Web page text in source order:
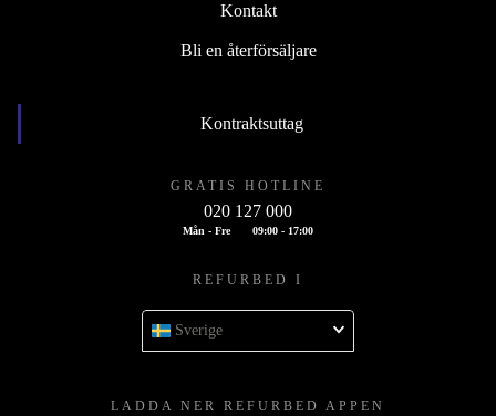
Kontakt
Bli en återförsäljare
Kontraktsuttag
GRATIS HOTLINE
020 127 000
Mån - Fre 09:00 - 17:00
REFURBED I
Sverige
LADDA NER REFURBED APPEN